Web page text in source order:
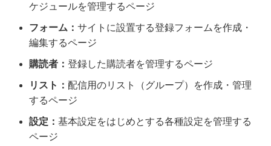
ケジュールを管理するページ
フォーム： サイトに設置する登録フォームを作成・
編集するページ
購読者： 登録した購読者を管理するページ
リスト： 配信用のリスト（グループ）を作成・管理
するページ
設定： 基本設定をはじめとする各種設定を管理する
ページ